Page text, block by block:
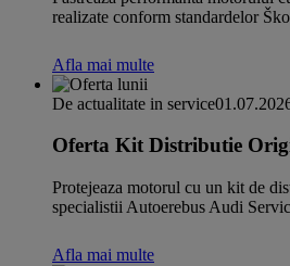
realizate conform standardelor
Afla mai multe
De actualitate in service
Oferta Kit Distributie
Protejeaza motorul cu un kit de
specialistii Autoerebus Audi
Afla mai multe